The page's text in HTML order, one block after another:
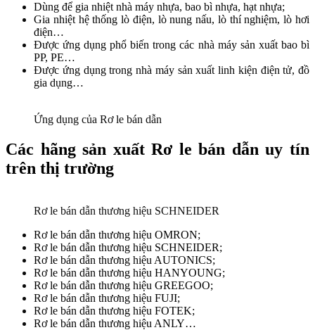
Dùng để gia nhiệt nhà máy nhựa, bao bì nhựa, hạt nhựa;
Gia nhiệt hệ thống lò điện, lò nung nấu, lò thí nghiệm, lò hơi
điện…
Được ứng dụng phổ biến trong các nhà máy sản xuất bao bì
PP, PE…
Được ứng dụng trong nhà máy sản xuất linh kiện điện tử, đồ
gia dụng…
Ứng dụng của Rơ le bán dẫn
Các hãng sản xuất Rơ le bán dẫn uy tín
trên thị trường
Rơ le bán dẫn thương hiệu SCHNEIDER
Rơ le bán dẫn thương hiệu OMRON;
Rơ le bán dẫn thương hiệu SCHNEIDER;
Rơ le bán dẫn thương hiệu AUTONICS;
Rơ le bán dẫn thương hiệu HANYOUNG;
Rơ le bán dẫn thương hiệu GREEGOO;
Rơ le bán dẫn thương hiệu FUJI;
Rơ le bán dẫn thương hiệu FOTEK;
Rơ le bán dẫn thương hiệu ANLY…